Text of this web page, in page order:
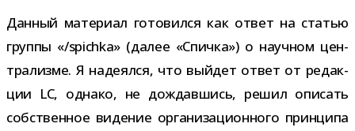
Данный мате­риал гото­вился как ответ на ста­тью
группы «/​spichka» (далее «Спичка») о науч­ном цен­
тра­лизме. Я наде­ялся, что вый­дет ответ от редак­
ции LC, однако, не дождав­шись, решил опи­сать
соб­ствен­ное виде­ние орга­ни­за­ци­он­ного прин­ципа